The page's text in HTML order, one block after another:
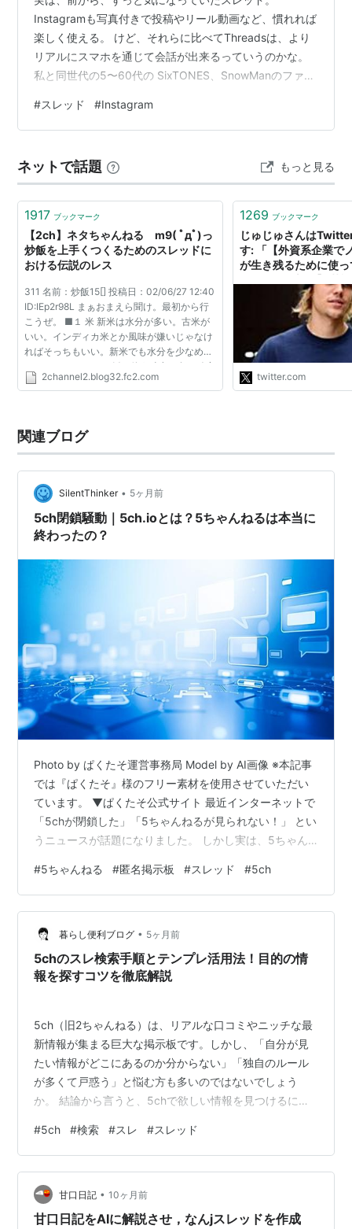
Instagramも写真付きで投稿やリール動画など、慣れれば
楽しく使える。 けど、それらに比べてThreadsは、より
リアルにスマホを通じて会話が出来るっていうのかな。
私と同世代の5〜60代の SixTONES、SnowManのファン
ほうが元気と勇気を貰えるようで、皆さんのつぶやきを
拝見しているだけでとても楽しい。(^0^)/ 試しにアプリ
らば、登録までは早かったー! 笑。 Instagramと同じアカ
ウントがある方は、自動的に遷移するので、…
#スレッド #Instagram
ネットで話題 もっと見る
1917 ブックマーク
【2ch】ネタちゃんねる m9( ﾟдﾟ)っ
炒飯を上手くつくるためのスレッドに
おける伝説のレス
311 名前：炒飯15[] 投稿日：02/06/27 12:40
ID:IEp2r98L まぁおまえら聞け。最初から行
こうぜ。 ■１ 米 新米は水分が多い。古米が
いい。インディカ米とか風味が嫌いじゃなけ
ればそっちもいい。新米でも水分を少なめに
な。 べちゃっとした飯を使う時点で負け確定
だ。 火力と腕力に自信があれば冷や飯を使
2channel2.blog32.fc2.com
1269 ブックマーク
じゅじゅさんは
す: 「【外資系企業で
が生き残るために使
ている方向けに、 外
めに使いまくってい
めツールを下記スレ
す。」 / Twitter
twitter.com
関連ブログ
SilentThinker • 5ヶ月前
5ch閉鎖騒動｜5ch.ioとは？5ちゃんねるは本当に
終わったの？
Photo by ぱくたそ運営事務局 Model by AI画像 ※本記事
では『ぱくたそ』様のフリー素材を使用させていただい
ています。 ▼ぱくたそ公式サイト 最近インターネットで
「5chが閉鎖した」「5ちゃんねるが見られない！」 とい
うニュースが話題になりました。 しかし実は、5ちゃん
は、日本でとても有名な掲示板サイト「5ちゃんねる」で
何が起きたのかを、子供でもわかるように説明します。
▼目次（クリックで移動） 子供でもわかる 5ちゃんねる
って何？ なぜ「閉鎖した」と言われたの？ 実は完全に閉
鎖されたわけではない インターネットのサイトは突…
#5ちゃんねる #匿名掲示板 #スレッド #5ch
暮らし便利ブログ • 5ヶ月前
5chのスレ検索手順とテンプレ活用法！目的の情
報を探すコツを徹底解説
5ch（旧2ちゃんねる）は、リアルな口コミやニッチな最
新情報が集まる巨大な掲示板です。しかし、「自分が見
たい情報がどこにあるのか分からない」「独自のルール
が多くて戸惑う」と悩む方も多いのではないでしょう
か。 結論から言うと、5chで欲しい情報を見つけるに
を検索し、冒頭に貼られている「テンプレ」を読むのが
最も効率的な手順です。 この記事では、初心者の方でも
迷わない「5chのスレ検索手順」と、スレのルールや基本
情報が詰まった「テンプレ」の活用方法を、分かりやす
く徹底解説します。 5ch（旧2ちゃんねる）のスレ検索と
#5ch #検索 #スレ #スレッド
甘口日記 • 10ヶ月前
甘口日記をAIに解説させ，なんjスレッドを作成